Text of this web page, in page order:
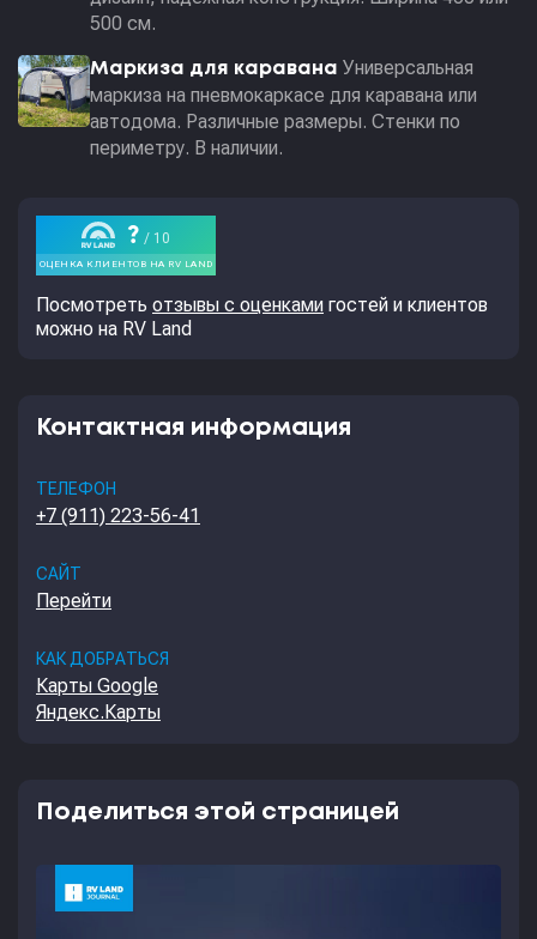
500 см.
Маркиза для каравана Универсальная
маркиза на пневмокаркасе для каравана или
автодома. Различные размеры. Стенки по
периметру. В наличии.
Посмотреть отзывы с оценками гостей и клиентов
можно на RV Land
Контактная информация
ТЕЛЕФОН
+7 (911) 223-56-41
САЙТ
Перейти
КАК ДОБРАТЬСЯ
Карты Google
Яндекс.Карты
Поделиться этой страницей